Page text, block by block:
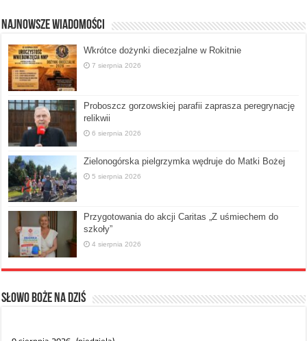
Najnowsze Wiadomości
Wkrótce dożynki diecezjalne w Rokitnie
7 sierpnia 2026
Proboszcz gorzowskiej parafii zaprasza peregrynację
relikwii
6 sierpnia 2026
Zielonogórska pielgrzymka wędruje do Matki Bożej
5 sierpnia 2026
Przygotowania do akcji Caritas „Z uśmiechem do
szkoły”
4 sierpnia 2026
Słowo Boże na dziś